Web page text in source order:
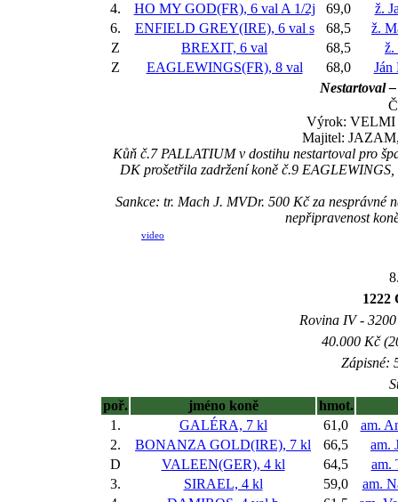
4.
HO MY GOD(FR), 6 val A 1/2j 69,0
ž.
6.
ENFIELD GREY(IRE), 6 val s 68,5
ž.
Z
BREXIT, 6 val 68,5
ž.
Z
EAGLEWINGS(FR), 8 val 68,0
Ján
Nestartoval
Výrok: VELMI
Majitel:
Kůň č.7 PALLATIUM v dostihu nestartoval pro
DK prošetřila zadržení koně č.9
Sankce: tr. Mach J. MVDr. 500 Kč za nesprávné
nepřipravenost
video
1222
Rovina IV -
40.000 Kč
Zápisné:
poř.
jméno koně
hmot.
1.
GALÉRA, 7 kl 61,0
am.
2.
BONANZA GOLD(IRE), 7 kl 66,5
am.
D
VALEEN(GER), 4 kl 64,5
am.
3.
SIRAEL, 4 kl 59,0
am.